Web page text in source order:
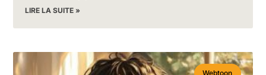
LIRE LA SUITE »
Webtoon